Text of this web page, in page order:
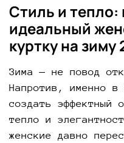
Стиль и тепло:
идеальный
куртку на зиму
Зима — не повод
Напротив, именно в
создать эффектный
тепло и
женские давно